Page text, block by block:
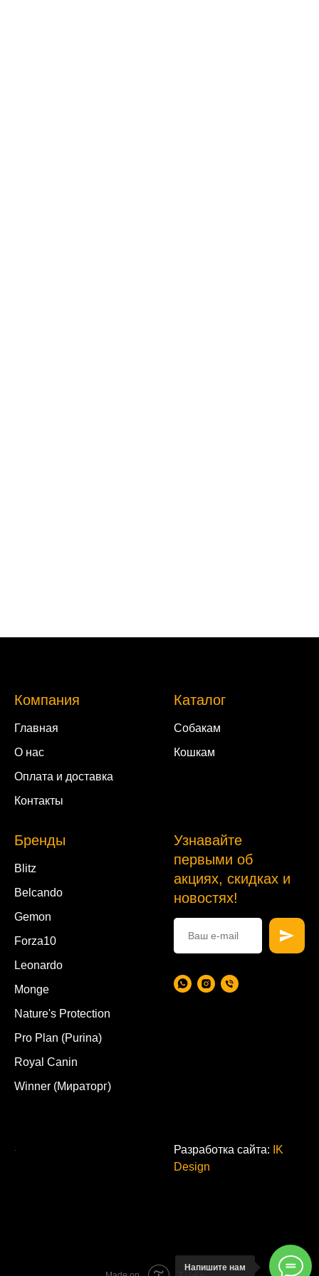
Компания
Главная
О нас
Оплата и доставка
Контакты
Каталог
Собакам
Кошкам
Бренды
Blitz
Belcando
Gemon
Forza10
Leonardo
Monge
Nature's Protection
Pro Plan (Purina)
Royal Canin
Winner (Мираторг)
Узнавайте
первыми об
акциях, скидках и
новостях!
Разработка сайта:
IK
Design
Напишите нам